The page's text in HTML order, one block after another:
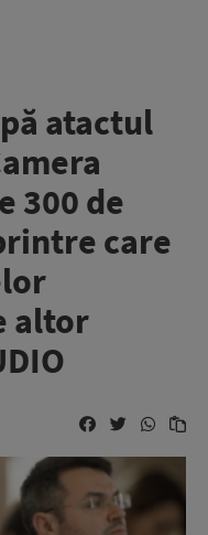
atactul
300 de
care
altor